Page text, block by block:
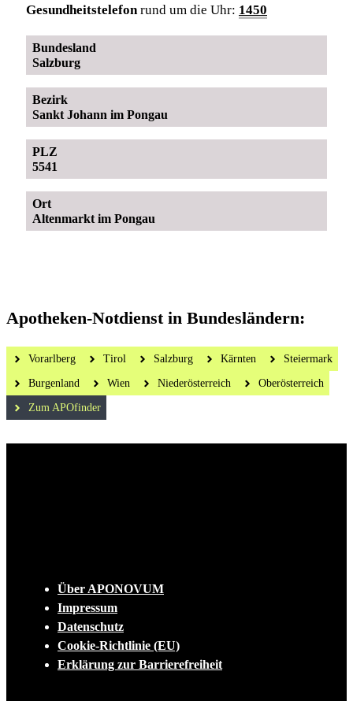
Gesundheitstelefon rund um die Uhr: 1450
Bundesland
Salzburg
Bezirk
Sankt Johann im Pongau
PLZ
5541
Ort
Altenmarkt im Pongau
Apotheken-Notdienst in Bundesländern:
Vorarlberg Tirol Salzburg Kärnten Steiermark
Burgenland Wien Niederösterreich Oberösterreich
Zum APOfinder
Über APONOVUM
Impressum
Datenschutz
Cookie-Richtlinie (EU)
Erklärung zur Barrierefreiheit